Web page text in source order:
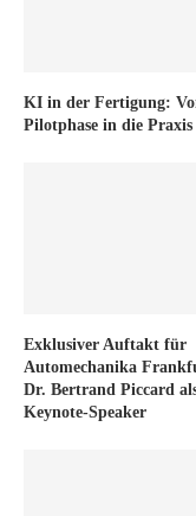
KI in der Fertigung:
Pilotphase in die Praxis
Exklusiver Auftakt für
Automechanika
Dr. Bertrand Piccard
Keynote-Speaker